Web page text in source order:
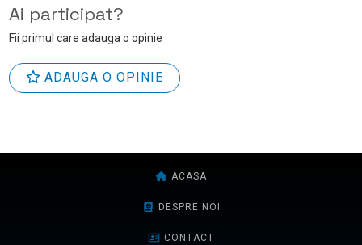
Ai participat?
Fii primul care adauga o opinie
ADAUGA O OPINIE
ACASA
DESPRE NOI
CONTACT